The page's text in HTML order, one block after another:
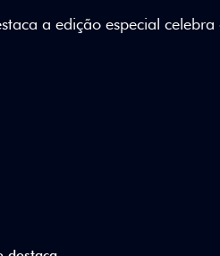
e detalhes em Citrus